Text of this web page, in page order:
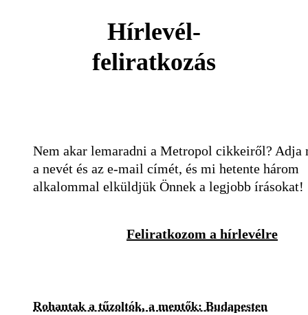
Hírlevél-
feliratkozás
Nem akar lemaradni a Metropol cikkeiről? Adja
a nevét és az e-mail címét, és mi hetente három
alkalommal elküldjük Önnek a legjobb írásokat!
Feliratkozom a hírlevélre
Rohantak a tűzoltók, a mentők: Budapesten